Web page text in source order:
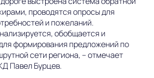
проводятся опросы для
и пожеланий.
обобщается и
формирования предложений по
сети региона, – отмечает
Павел Бурцев.